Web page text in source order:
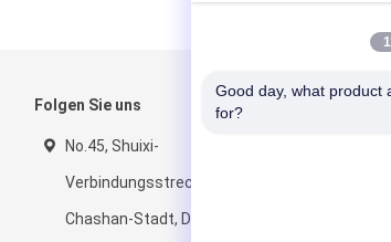
Folgen Sie uns
No.45, Shuixi-
Verbindungsstrecke, Hanxi,
Chashan-Stadt, Dongguan-
Mailen
Good day, what product
for?